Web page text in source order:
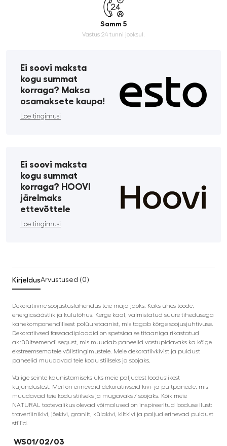
Samm 5
Vastus 24 tunni jooksul.
Ei soovi maksta
kogu summat
korraga? Maksa
osamaksete kaupa!
Loe tingimusi
Ei soovi maksta
kogu summat
korraga? HOOVI
järelmaks
ettevõttele
Loe tingimusi
KirjeldusArvustused (0)
Dekoratiivne soojustuslahendus teie maja jaoks. Kaks ühes toode,
energiasäästlik ja kulutõhus. Kerge kaal, valmistatud suure tihedusega
kahekomponendilisest polüuretaanist, mis tagab kõrge soojusjuhtivuse.
Dekoratiivsed fassaadiplaadid on spetsiaalse titaaniga rikastatud
akrüültsemendi segust, mis muudab paneelid vastupidavaks ka kõige
ekstreemsematele välistingimustele. Meie dekoratiivkivist ja puidust
paneelid muudavad teie kodu stiilseks ja soojaks.
Valige seinte kaunistamiseks üks meie paljudest looduslikest
kujundustest. Meil on erinevaid dekoratiivseid kivi- ja puitpaneele, mis
muudavad teie kodu stiilseks ja mugavaks / soojaks. Kõik meie
NATURAL tootevalikus olevad võimalused on inspireeritud looduse ilust:
travertiinikivi, jõekivi, graniit, külakivi, kiltkivi ja paljud erinevad puidust
stiilid.
WS01/02/03